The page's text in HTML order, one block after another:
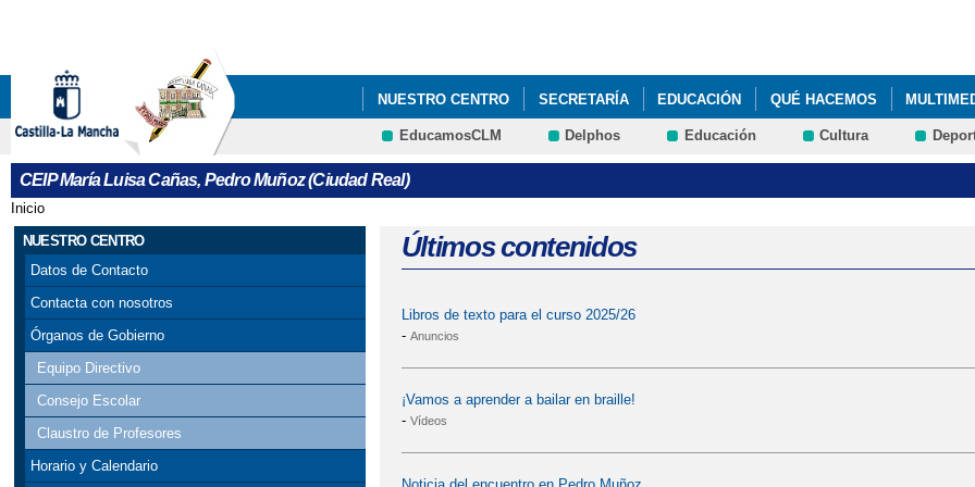
NUESTRO CENTRO SECRETARÍA EDUCACIÓN QUÉ HACEMOS
EducamosCLM Delphos Educación Cultura
CEIP María Luisa Cañas, Pedro Muñoz (Ciudad Real)
Se encuentra usted aquí
Inicio
NUESTRO CENTRO
Datos de Contacto
Contacta con nosotros
Órganos de Gobierno
Equipo Directivo
Consejo Escolar
Claustro de Profesores
Horario y Calendario
Últimos contenidos
Libros de texto para el curso 2025/26
- Anuncios
¡Vamos a aprender a bailar en braille!
- Vídeos